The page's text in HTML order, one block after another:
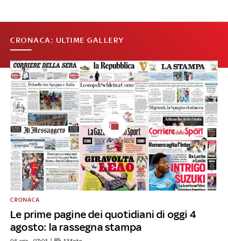
CRONACA: ULTIME GALLERY
Le prime pagine dei quotidiani di oggi 4
agosto: la rassegna stampa
CRONACA